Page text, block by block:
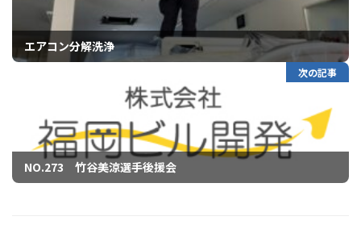
エアコン分解洗浄
次の記事
NO.273 竹谷美涼選手後援会